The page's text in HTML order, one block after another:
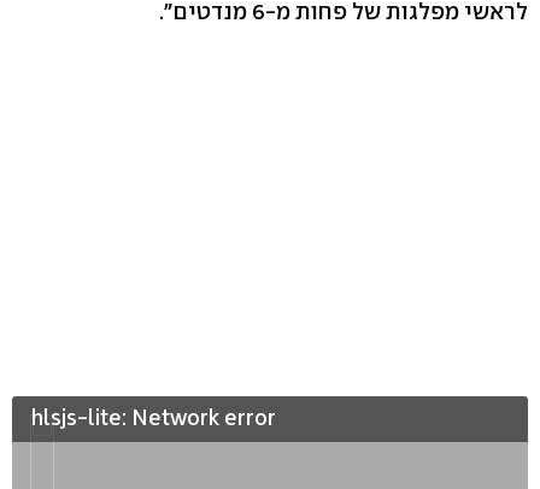
לראשי מפלגות של פחות מ-6 מנדטים".
hlsjs-lite: Network error